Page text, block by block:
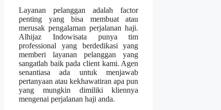
Layanan pelanggan adalah factor
penting yang bisa membuat atau
merusak pengalaman perjalanan haji.
Alhijaz Indowisata punya tim
professional yang berdedikasi yang
memberi layanan pelanggan yang
sangatlah baik pada client kami. Agen
senantiasa ada untuk menjawab
pertanyaan atau kekhawatiran apa pun
yang mungkin dimiliki kliennya
mengenai perjalanan haji anda.